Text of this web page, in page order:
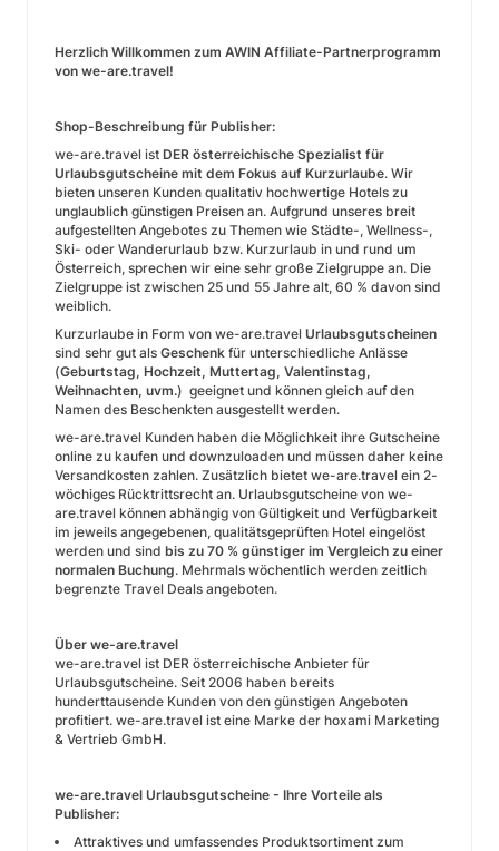
Herzlich Willkommen zum AWIN Affiliate-Partnerprogramm
von we-are.travel!
Shop-Beschreibung für Publisher:
we-are.travel ist DER österreichische Spezialist für
Urlaubsgutscheine mit dem Fokus auf Kurzurlaube. Wir
bieten unseren Kunden qualitativ hochwertige Hotels zu
unglaublich günstigen Preisen an. Aufgrund unseres breit
aufgestellten Angebotes zu Themen wie Städte-, Wellness-,
Ski- oder Wanderurlaub bzw. Kurzurlaub in und rund um
Österreich, sprechen wir eine sehr große Zielgruppe an. Die
Zielgruppe ist zwischen 25 und 55 Jahre alt, 60 % davon sind
weiblich.
Kurzurlaube in Form von we-are.travel Urlaubsgutscheinen
sind sehr gut als Geschenk für unterschiedliche Anlässe
(Geburtstag, Hochzeit, Muttertag, Valentinstag,
Weihnachten, uvm.) geeignet und können gleich auf den
Namen des Beschenkten ausgestellt werden.
we-are.travel Kunden haben die Möglichkeit ihre Gutscheine
online zu kaufen und downzuloaden und müssen daher keine
Versandkosten zahlen. Zusätzlich bietet we-are.travel ein 2-
wöchiges Rücktrittsrecht an. Urlaubsgutscheine von we-
are.travel können abhängig von Gültigkeit und Verfügbarkeit
im jeweils angegebenen, qualitätsgeprüften Hotel eingelöst
werden und sind bis zu 70 % günstiger im Vergleich zu einer
normalen Buchung. Mehrmals wöchentlich werden zeitlich
begrenzte Travel Deals angeboten.
Über we-are.travel
we-are.travel ist DER österreichische Anbieter für
Urlaubsgutscheine. Seit 2006 haben bereits
hunderttausende Kunden von den günstigen Angeboten
profitiert. we-are.travel ist eine Marke der hoxami Marketing
& Vertrieb GmbH.
we-are.travel Urlaubsgutscheine - Ihre Vorteile als
Publisher:
Attraktives und umfassendes Produktsortiment zum